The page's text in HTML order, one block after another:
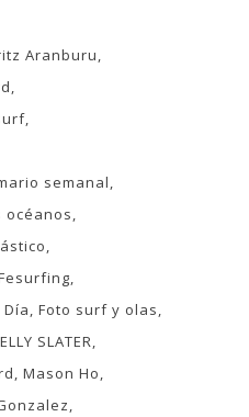
Aranburu
semanal
océanos
Foto surf y olas
SLATER
Mason Ho